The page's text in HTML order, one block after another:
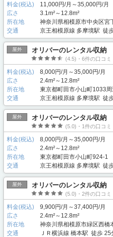
料金(税込)
11,000円/月～35,000円/月
広さ
3.1m²～12.8m²
所在地
神奈川県相模原市中央区宮
交通
京王相模原線 多摩境駅 徒
屋外 オリバーのレンタル収納
(4.5)・6件の口コミ
料金(税込)
8,000円/月～35,000円/月
広さ
2.4m²～12.8m²
所在地
東京都町田市小山町1033周
交通
京王相模原線 多摩境駅 徒
屋外 オリバーのレンタル収納
(5.0)・1件の口コミ
料金(税込)
8,000円/月～35,000円/月
広さ
2.4m²～12.8m²
所在地
東京都町田市小山町924-1
交通
京王相模原線 多摩境駅 徒
屋外 オリバーのレンタル収納
(5.0)・2件の口コミ
料金(税込)
9,900円/月～37,400円/月
広さ
2.4m²～12.8m²
所在地
神奈川県相模原市緑区西橋
交通
ＪＲ横浜線 橋本駅 徒歩 25